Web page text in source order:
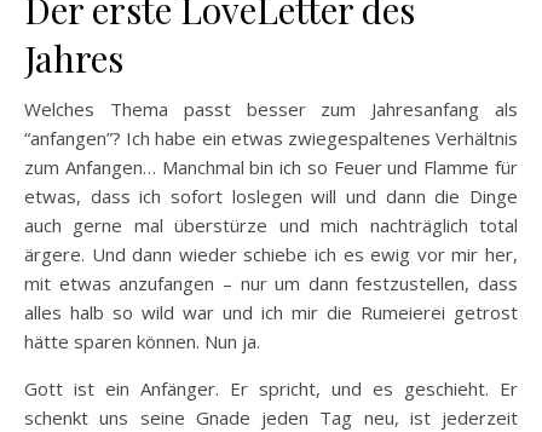
Jahres
Welches Thema passt besser zum Jahresanfang als
“anfangen”? Ich habe ein etwas zwiegespaltenes Verhältnis
zum Anfangen… Manchmal bin ich so Feuer und Flamme für
etwas, dass ich sofort loslegen will und dann die Dinge
auch gerne mal überstürze und mich nachträglich total
ärgere. Und dann wieder schiebe ich es ewig vor mir her,
mit etwas anzufangen – nur um dann festzustellen, dass
alles halb so wild war und ich mir die Rumeierei getrost
hätte sparen können. Nun ja.
Gott ist ein Anfänger. Er spricht, und es geschieht. Er
schenkt uns seine Gnade jeden Tag neu, ist jederzeit